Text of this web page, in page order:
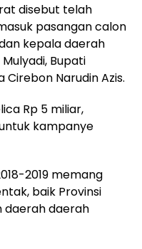
disebut telah
pasangan calon
kepala daerah
Bupati
Narudin Azis.
Rp 5 miliar,
kampanye
2019 memang
baik Provinsi
daerah daerah